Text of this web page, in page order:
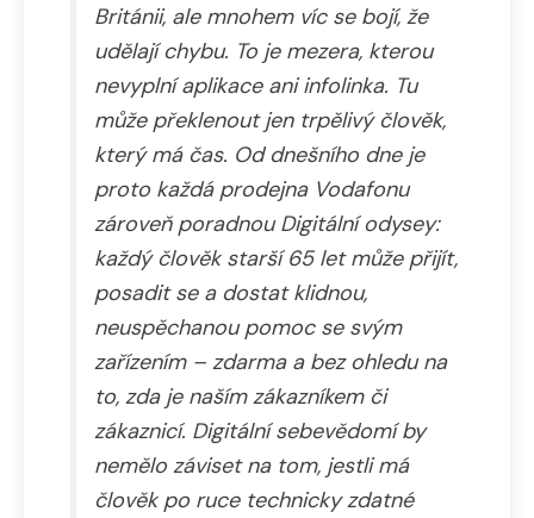
Británii, ale mnohem víc se bojí, že
udělají chybu. To je mezera, kterou
nevyplní aplikace ani infolinka. Tu
může překlenout jen trpělivý člověk,
který má čas. Od dnešního dne je
proto každá prodejna Vodafonu
zároveň poradnou Digitální odysey:
každý člověk starší 65 let může přijít,
posadit se a dostat klidnou,
neuspěchanou pomoc se svým
zařízením – zdarma a bez ohledu na
to, zda je naším zákazníkem či
zákaznicí. Digitální sebevědomí by
nemělo záviset na tom, jestli má
člověk po ruce technicky zdatné